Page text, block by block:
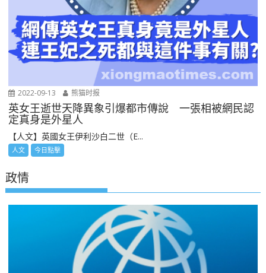
2022-09-13 熊猫时报
英女王逝世天降異象引爆都市傳說 一張相被網民認
定真身是外星人
【人文】英國女王伊利沙白二世（E...
人文 今日點擊
政情